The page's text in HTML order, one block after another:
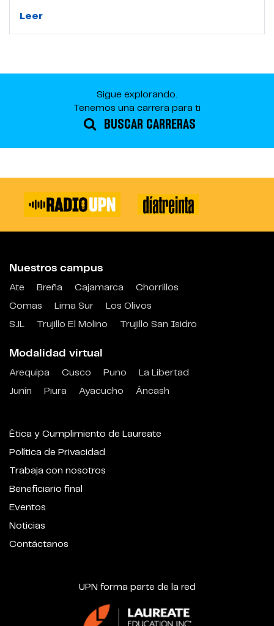
Leer
Sigue explorando.
Tenemos una carrera para ti
BUSCAR CARRERAS
Nuestros campus
Ate Breña Cajamarca
Chorrillos
Comas
Lima Sur
Los Olivos
SJL
Trujillo El Molino Trujillo San Isidro
Modalidad virtual
Arequipa Cusco Puno
La Libertad
Junín
Piura Ayacucho Áncash
Ética y Cumplimiento de Laureate
Política de Privacidad
Trabaja con nosotros
Beneficiario final
Eventos
Noticias
Contáctanos
UPN forma parte de la red